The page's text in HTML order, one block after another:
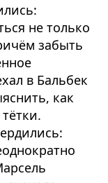
не только
забыть
в Бальбек
как